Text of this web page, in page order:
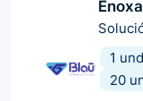
1 und
20